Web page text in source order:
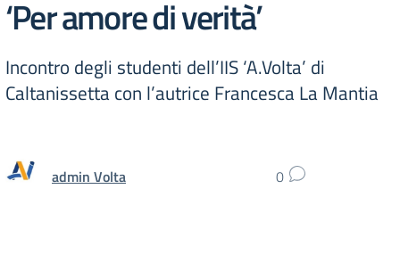
‘Per amore di verità’
Incontro degli studenti dell’IIS ‘A.Volta’ di
Caltanissetta con l’autrice Francesca La Mantia
admin Volta 0